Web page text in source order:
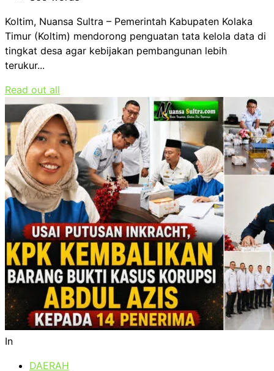
Koltim, Nuansa Sultra – Pemerintah Kabupaten Kolaka
Timur (Koltim) mendorong penguatan tata kelola data di
tingkat desa agar kebijakan pembangunan lebih
terukur...
Read out all
In
DAERAH